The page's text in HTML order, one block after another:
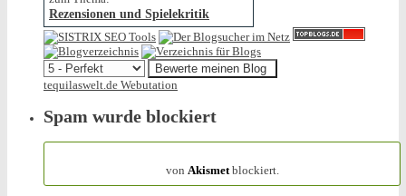
Rezensionen und Spielekritik
tequilaswelt.de Webutation
Spam wurde blockiert
von Akismetblockiert.